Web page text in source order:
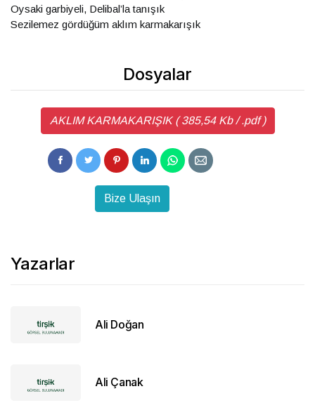
Oysaki garbiyeli, Delibal’la tanışık
Sezilemez gördüğüm aklım karmakarışık
Dosyalar
AKLIM KARMAKARIŞIK ( 385,54 Kb / .pdf )
Bize Ulaşın
Yazarlar
Ali Doğan
Ali Çanak